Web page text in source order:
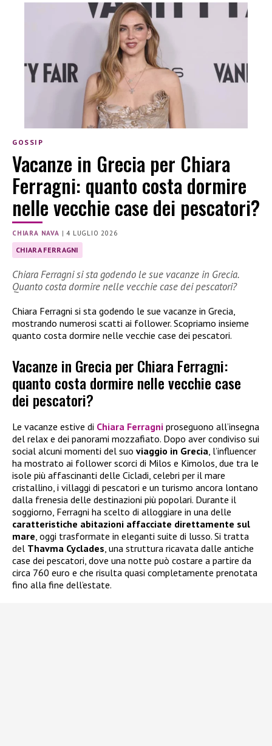
GOSSIP
Vacanze in Grecia per Chiara
Ferragni: quanto costa dormire
nelle vecchie case dei pescatori?
CHIARA NAVA |4 LUGLIO 2026
CHIARA FERRAGNI
Chiara Ferragni si sta godendo le sue vacanze in Grecia.
Quanto costa dormire nelle vecchie case dei pescatori?
Chiara Ferragni si sta godendo le sue vacanze in Grecia,
mostrando numerosi scatti ai follower. Scopriamo insieme
quanto costa dormire nelle vecchie case dei pescatori.
Vacanze in Grecia per Chiara Ferragni:
quanto costa dormire nelle vecchie case
dei pescatori?
Le vacanze estive di Chiara Ferragni proseguono all’insegna
del relax e dei panorami mozzafiato. Dopo aver condiviso sui
social alcuni momenti del suo viaggio in Grecia, l’influencer
ha mostrato ai follower scorci di Milos e Kimolos, due tra le
isole più affascinanti delle Cicladi, celebri per il mare
cristallino, i villaggi di pescatori e un turismo ancora lontano
dalla frenesia delle destinazioni più popolari. Durante il
soggiorno, Ferragni ha scelto di alloggiare in una delle
caratteristiche abitazioni affacciate direttamente sul
mare, oggi trasformate in eleganti suite di lusso. Si tratta
del Thavma Cyclades, una struttura ricavata dalle antiche
case dei pescatori, dove una notte può costare a partire da
circa 760 euro e che risulta quasi completamente prenotata
fino alla fine dell’estate.